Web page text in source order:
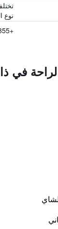
نوع
+355 675 242 200
في